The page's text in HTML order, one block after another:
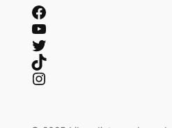
Facebook
YouTube
Twitter
TikTok
Instagram